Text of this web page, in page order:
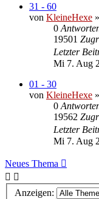
31 - 60
von KleineHexe »
0
19501
Letzter
Mi 7. Aug
01 - 30
von KleineHexe »
0
19562
Letzter
Mi 7. Aug
Neues Thema
Anzeigen: